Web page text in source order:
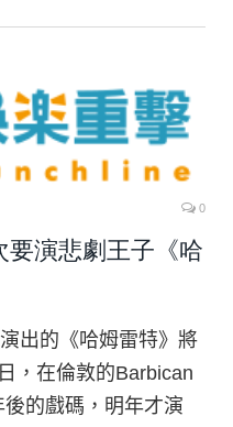
0
要演悲劇王子《哈
出的《哈姆雷特》將
，在倫敦的Barbican
的戲碼，明年才演